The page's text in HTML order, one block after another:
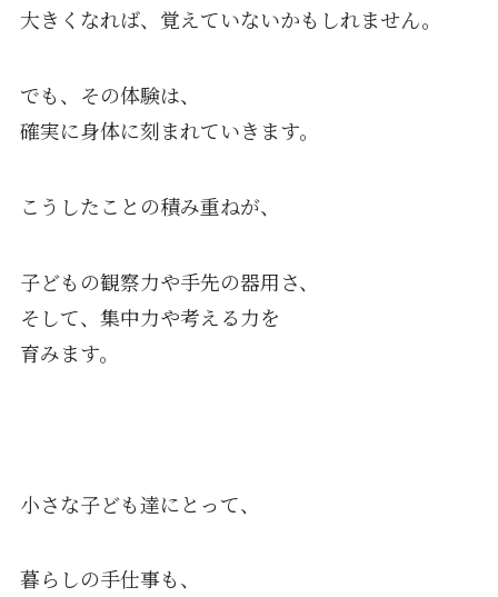
大きくなれば、覚えていないかもしれません。
でも、その体験は、
確実に身体に刻まれていきます。
こうしたことの積み重ねが、
子どもの観察力や手先の器用さ、
そして、集中力や考える力を
育みます。
小さな子ども達にとって、
暮らしの手仕事も、